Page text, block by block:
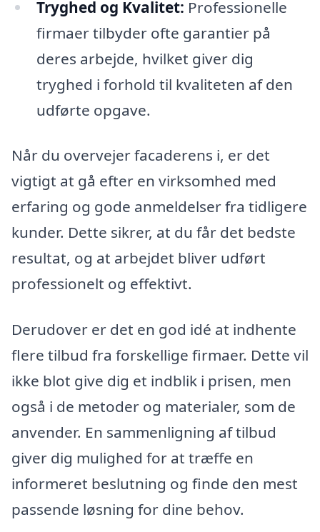
Tryghed og Kvalitet: Professionelle
firmaer tilbyder ofte garantier på
deres arbejde, hvilket giver dig
tryghed i forhold til kvaliteten af den
udførte opgave.
Når du overvejer facaderens i, er det
vigtigt at gå efter en virksomhed med
erfaring og gode anmeldelser fra tidligere
kunder. Dette sikrer, at du får det bedste
resultat, og at arbejdet bliver udført
professionelt og effektivt.
Derudover er det en god idé at indhente
flere tilbud fra forskellige firmaer. Dette vil
ikke blot give dig et indblik i prisen, men
også i de metoder og materialer, som de
anvender. En sammenligning af tilbud
giver dig mulighed for at træffe en
informeret beslutning og finde den mest
passende løsning for dine behov.